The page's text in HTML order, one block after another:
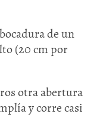
de un
(20 cm por
otra abertura
y corre casi